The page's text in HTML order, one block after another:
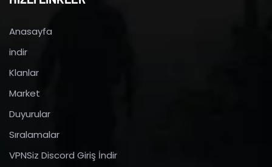
Anasayfa
indir
Klanlar
Market
Duyurular
Sıralamalar
VPNSiz Discord Giriş İndir